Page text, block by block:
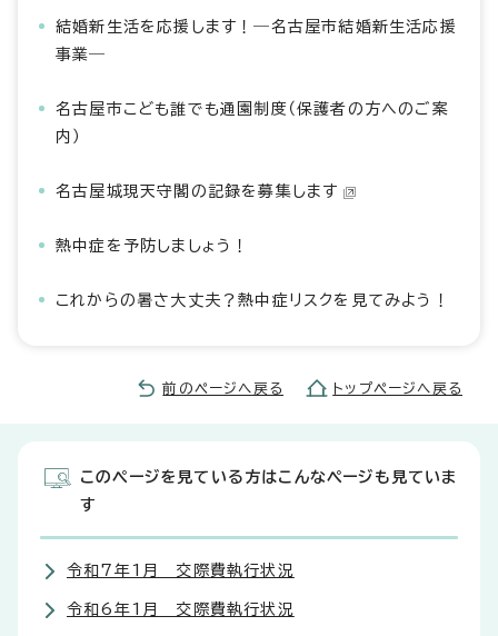
結婚新生活を応援します！―名古屋市結婚新生活応援
事業―
名古屋市こども誰でも通園制度（保護者の方へのご案
内）
名古屋城現天守閣の記録を募集します
熱中症を予防しましょう！
これからの暑さ大丈夫？熱中症リスクを見てみよう！
前のページへ戻る トップページへ戻る
このページを見ている方はこんなページも見ていま
す
令和7年1月 交際費執行状況
令和6年1月 交際費執行状況